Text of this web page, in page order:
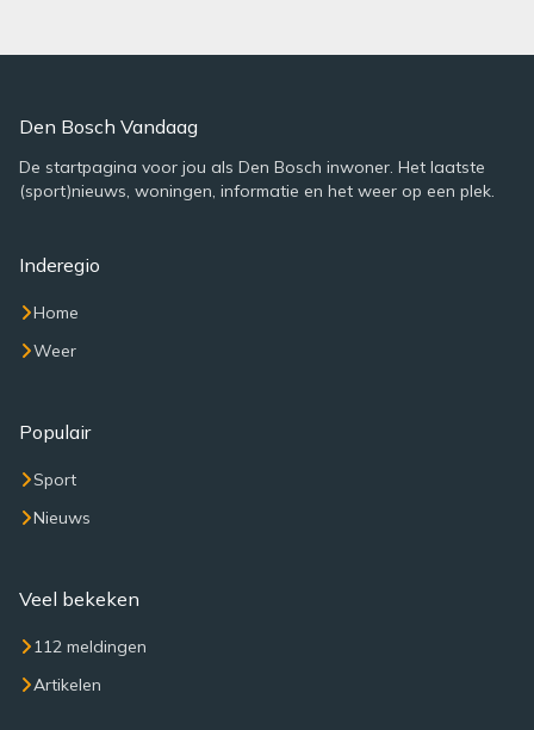
Den Bosch Vandaag
De startpagina voor jou als Den Bosch inwoner. Het laatste
(sport)nieuws, woningen, informatie en het weer op een plek.
Inderegio
Home
Weer
Populair
Sport
Nieuws
Veel bekeken
112 meldingen
Artikelen